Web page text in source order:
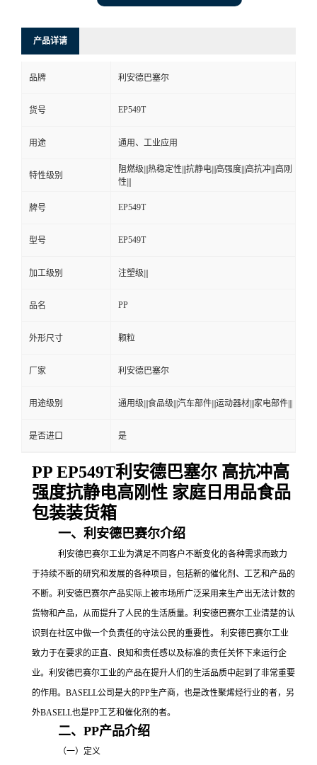
产品详请
品牌 利安德巴塞尔
货号 EP549T
用途 通用、工业应用
特性级别
阻燃级|||热稳定性|||抗静电|||高强度|||高抗冲|||高刚
性|||
牌号 EP549T
型号 EP549T
加工级别 注塑级|||
品名 PP
外形尺寸 颗粒
厂家 利安德巴塞尔
用途级别 通用级|||食品级|||汽车部件|||运动器材|||家电部件|||
是否进口 是
PP EP549T利安德巴塞尔 高抗冲高
强度抗静电高刚性 家庭日用品食品
包装装货箱
一、利安德巴赛尔介绍
利安德巴赛尔工业为满足不同客户不断变化的各种需求而致力
于持续不断的研究和发展的各种项目，包括新的催化剂、工艺和产品的
不断。利安德巴赛尔产品实际上被市场所广泛采用来生产出无法计数的
货物和产品，从而提升了人民的生活质量。利安德巴赛尔工业清楚的认
识到在社区中做一个负责任的守法公民的重要性。
利安德巴赛尔工业
致力于在要求的正直、良知和责任感以及标准的责任关怀下来运行企
业。利安德巴赛尔工业的产品在提升人们的生活品质中起到了非常重要
的作用。 BASELL公司是大的PP生产商，也是改性聚烯烃行业的者，另
外BASELL也是PP工艺和催化剂的者。
二、PP产品介绍
（一）定义